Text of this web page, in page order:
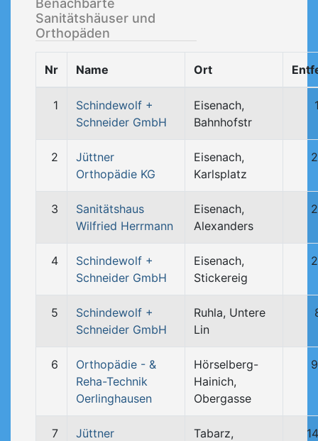
Benachbarte
Sanitätshäuser und
Orthopäden
Nr Name Ort
1
Schindewolf +
Schneider GmbH
Eisenach,
Bahnhofstr
2
Jüttner
Orthopädie KG
Eisenach,
Karlsplatz
3
Sanitätshaus
Wilfried Herrmann
Eisenach,
Alexanders
4
Schindewolf +
Schneider GmbH
Eisenach,
Stickereig
5
Schindewolf +
Schneider GmbH
Ruhla, Untere
Lin
6
Orthopädie - &
Reha-Technik
Oerlinghausen
Hörselberg-
Hainich,
Obergasse
7
Jüttner
Tabarz,